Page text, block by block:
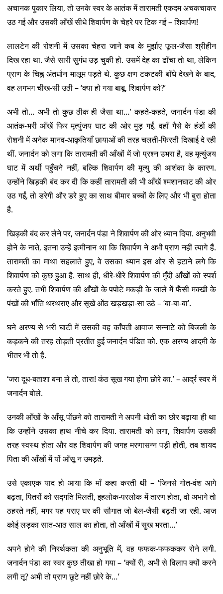
अचानक पुकार लिया, तो उनके स्वर के आतंक में तारामती एकदम अचकचाकर
उठ गई और उसकी आँखें सीधे शिवार्पण के चेहरे पर टिक गई – शिवार्पण!
लालटेन की रोशनी में उसका चेहरा जाने कब के मुर्झाए फूल-जैसा श्रीहीन
दिख रहा था. जैसे सारी सुगंध उड़ चुकी हो. उसमें देह का ढाँचा तो था, लेकिन
प्राण के चिह्न अंतर्धान मालूम पड़ते थे. कुछ क्षण टकटकी बाँधे देखने के बाद,
वह लगभग चीख-सी उठी – ‘क्या हो गया बाबू, शिवार्पण को?’
अभी तो… अभी तो कुछ ठीक ही जैसा था…’ कहते-कहते, जनार्दन पंडा की
आतंक-भरी आँखें फिर मृत्युंजय घाट की ओर मुड़ गईं. वहाँ गैसे के हंडों की
रोशनी में अनेक मानव-आकृतियाँ छायाओं की तरह चलती-फिरती दिखाई दे रही
थीं. जनार्दन को लगा कि तारामती की आँखों में जो प्रश्न उभरा है, वह मृत्युंजय
घाट में अर्थी पहुँचने नहीं, बल्कि शिवार्पण की मृत्यु की आशंका के कारण.
उन्होंने खिड़की बंद कर दी कि कहीं तारामती की भी आँखें श्मशानघाट की ओर
उठ गईं, तो डरेगी और डरे हुए का साथ बीमार बच्चों के लिए और भी बुरा होता
है.
खिड़की बंद कर लेने पर, जनार्दन पंडा ने शिवार्पण की ओर ध्यान दिया. अनुभवी
होने के नाते, इतना उन्हें इत्मीनान था कि शिवार्पण ने अभी प्राण नहीं त्यागे हैं.
तारामती का माथा सहलाते हुए, वे उसका ध्यान इस ओर से हटाने लगे कि
शिवार्पण को कुछ हुआ है. साथ ही, धीरे-धीरे शिवार्पण की मुँदी आँखों को स्पर्श
करते हुए. तभी शिवार्पण की आँखों के पपोटे मकड़ी के जाले में फँसी मक्खी के
पंखों की भाँति थरथराए और सूखे ओंठ खड़खड़ा-सा उठे – ‘बा-बा-बा’.
घने अरण्य से भरी घाटी में उसकी वह काँपती आवाज सन्नाटे को बिजली के
कड़कने की तरह तोड़ती प्रतीत हुई जनार्दन पंडित को. एक अरण्य आदमी के
भीतर भी तो है.
‘जरा दूध-बताशा बना ले तो, तारा! कंठ सूख गया होगा छोरे का.’ – आर्द्र स्वर में
जनार्दन बोले.
उनकी आँखों के आँसू पोंछने को तारामती ने अपनी धोती का छोर बढ़ाया ही था
कि उन्होंने उसका हाथ नीचे कर दिया. तारामती को लगा, शिवार्पण उसकी
तरह स्वस्थ होता और वह शिवार्पण की जगह मरणासन्न पड़ी होती, तब शायद
पिता की आँखों में यों आँसू न उमड़ते.
उसे एकाएक याद हो आया कि माँ कहा करती थी – ‘जिनसे गोत-वंश आगे
बढ़ता, पितरों को सद्गति मिलती, इहलोक-परलोक में तारण होता, वो अभागे तो
ठहरते नहीं, मगर यह पराए घर की सौगात जो बेल-जैसी बढ़ती जा रही. आज
कोई लड़का सात-आठ साल का होता, तो आँखों में सुख भरता…’
अपने होने की निरर्थकता की अनुभूति में, वह फफक-फफककर रोने लगी.
जनार्दन पंडा का स्वर कुछ तीखा हो गया – ‘क्यों री, अभी से विलाप क्यों करने
लगी तू? अभी तो प्राण छूटे नहीं छोरे के…’